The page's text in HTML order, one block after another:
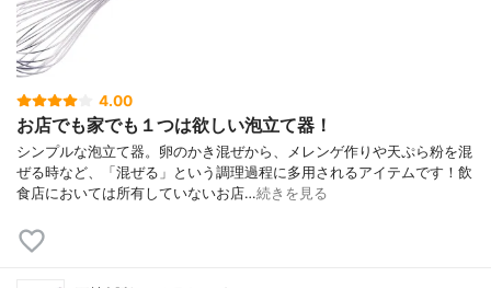
4.00
お店でも家でも１つは欲しい泡立て器！
シンプルな泡立て器。卵のかき混ぜから、メレンゲ作りや天ぷら粉を混
ぜる時など、「混ぜる」という調理過程に多用されるアイテムです！飲
食店においては所有していないお店…続きを見る